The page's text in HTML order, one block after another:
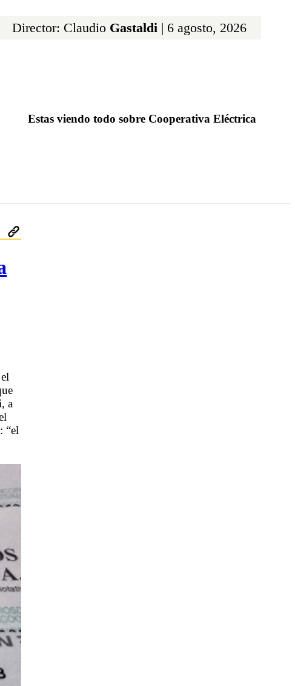
Director: Claudio Gastaldi | 6 agosto, 2026
Estas viendo todo sobre Cooperativa Eléctrica
a
“el